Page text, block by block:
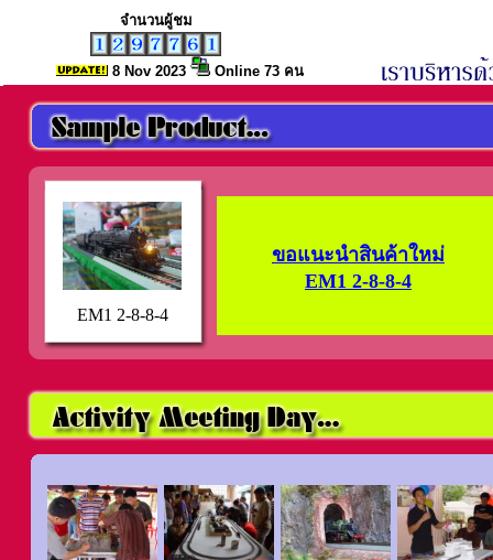
จำนวนผู้ชม
8 Nov 2023 Online 73 คน
ขอแนะนำสินค้าใหม่
EM1 2-8-8-4
EM1 2-8-8-4